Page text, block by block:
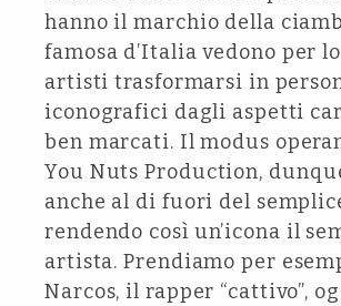
hanno il marchio della
famosa d’Italia vedono per
artisti trasformarsi in
iconografici dagli aspetti
ben marcati. Il modus
You Nuts Production,
anche al di fuori del
rendendo così un’icona il
artista. Prendiamo per
Narcos, il rapper “cattivo”,